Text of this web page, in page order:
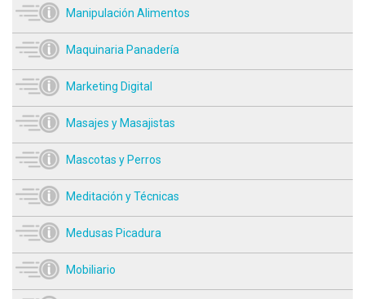
Manipulación Alimentos
Maquinaria Panadería
Marketing Digital
Masajes y Masajistas
Mascotas y Perros
Meditación y Técnicas
Medusas Picadura
Mobiliario